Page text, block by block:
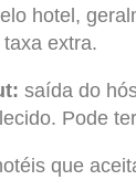
hotel,
extra.
saída do
Pode
que